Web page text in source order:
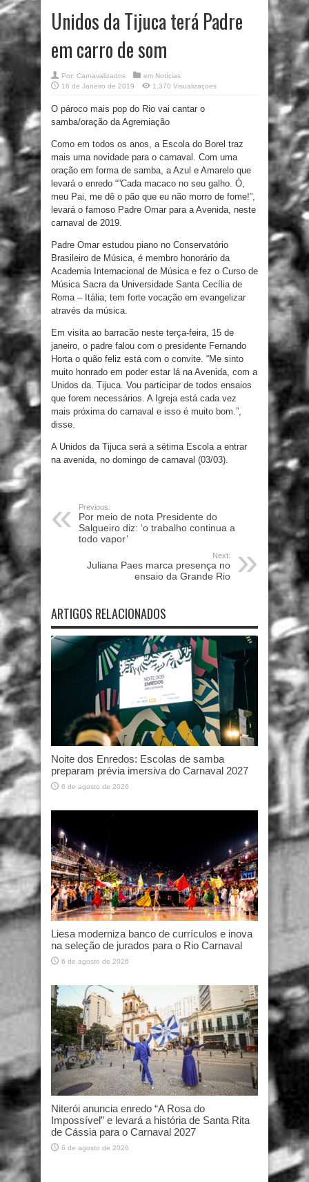
Unidos da Tijuca terá Padre
em carro de som
Por: Carnavalizados em Notícias
16 de Janeiro de 2019
1,370 Visualizaçoes
O pároco mais pop do Rio vai cantar o
samba/oração da Agremiação
Como em todos os anos, a Escola do Borel traz
mais uma novidade para o carnaval. Com uma
oração em forma de samba, a Azul e Amarelo que
levará o enredo “”Cada macaco no seu galho. Ó,
meu Pai, me dê o pão que eu não morro de fome!”,
levará o famoso Padre Omar para a Avenida, neste
carnaval de 2019.
Padre Omar estudou piano no Conservatório
Brasileiro de Música, é membro honorário da
Academia Internacional de Música e fez o Curso de
Música Sacra da Universidade Santa Cecília de
Roma – Itália; tem forte vocação em evangelizar
através da música.
Em visita ao barracão neste terça-feira, 15 de
janeiro, o padre falou com o presidente Fernando
Horta o quão feliz está com o convite. “Me sinto
muito honrado em poder estar lá na Avenida, com a
Unidos da. Tijuca. Vou participar de todos ensaios
que forem necessários. A Igreja está cada vez
mais próxima do carnaval e isso é muito bom.”,
disse.
A Unidos da Tijuca será a sétima Escola a entrar
na avenida, no domingo de carnaval (03/03).
Previous:
Por meio de nota Presidente do
Salgueiro diz: ‘o trabalho continua a
todo vapor’
Next:
Juliana Paes marca presença no
ensaio da Grande Rio
ARTIGOS RELACIONADOS
Noite dos Enredos: Escolas de samba
preparam prévia imersiva do Carnaval 2027
6 de agosto de 2026
Liesa moderniza banco de currículos e inova
na seleção de jurados para o Rio Carnaval
6 de agosto de 2026
Niterói anuncia enredo “A Rosa do
Impossível” e levará a história de Santa Rita
de Cássia para o Carnaval 2027
6 de agosto de 2026